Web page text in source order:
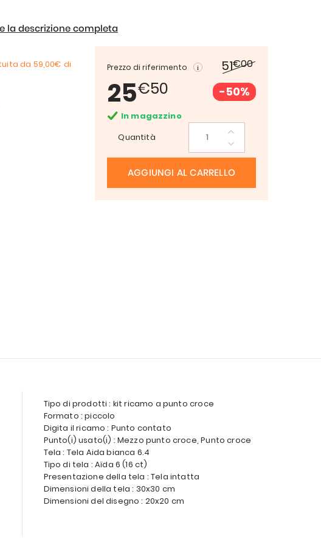
la descrizione completa
Prezzo di riferimento 51€00
25€50 -50%
In magazzino
Quantità
AGGIUNGI AL CARRELLO
da 59,00€ di
Tipo di prodotti : kit ricamo a punto croce
Formato : piccolo
Digita il ricamo : Punto contato
Punto(i) usato(i) : Mezzo punto croce, Punto croce
Tela : Tela Aida bianca 6.4
Tipo di tela : Aïda 6 (16 ct)
Presentazione della tela : Tela intatta
Dimensioni della tela : 30x30 cm
Dimensioni del disegno : 20x20 cm